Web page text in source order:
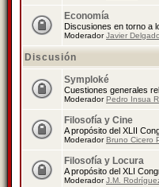
Economía
Discusiones en torno a
ModeradorJavier
Discusión
Symploké
Cuestiones generales
ModeradorPedro Insua
Filosofía y Cine
A propósito del XLII
ModeradorBruno Cicero
Filosofía y Locura
A propósito del XLI
ModeradorJ.M.